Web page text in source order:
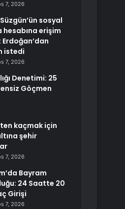
7, 2026
sosyal
hesabına erişim
istedi
7, 2026
Denetimi: 25
Göçmen
kaçmak için
şehir
7, 2026
Bayram
24 Saatte 20
Girişi
7, 2026